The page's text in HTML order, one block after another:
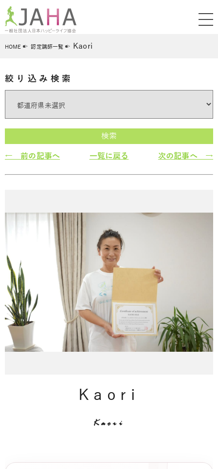
HOME 認定講師一覧 Kaori
絞り込み検索
検索
← 前の記事へ 一覧に戻る 次の記事へ →
Kaori
Kaori